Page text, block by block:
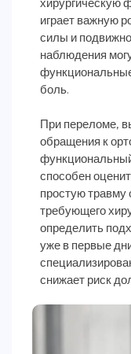
играет важную
силы и
наблюдения
боль.
При переломе,
обращения к
способен
простую травму
требующего
определить
уже в первые
снижает риск